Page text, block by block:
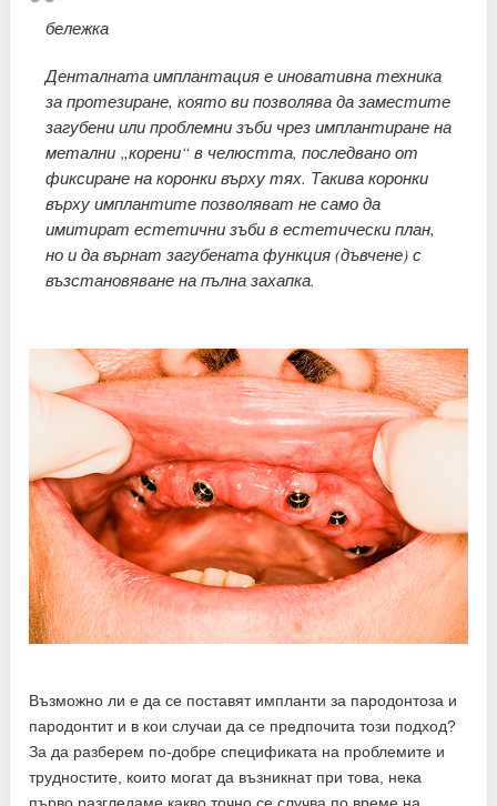
бележка
Денталната имплантация е иновативна техника
за протезиране, която ви позволява да заместите
загубени или проблемни зъби чрез имплантиране на
метални „корени“ в челюстта, последвано от
фиксиране на коронки върху тях. Такива коронки
върху имплантите позволяват не само да
имитират естетични зъби в естетически план,
но и да върнат загубената функция (дъвчене) с
възстановяване на пълна захапка.
Възможно ли е да се поставят импланти за пародонтоза и
пародонтит и в кои случаи да се предпочита този подход?
За да разберем по-добре спецификата на проблемите и
трудностите, които могат да възникнат при това, нека
първо разгледаме какво точно се случва по време на